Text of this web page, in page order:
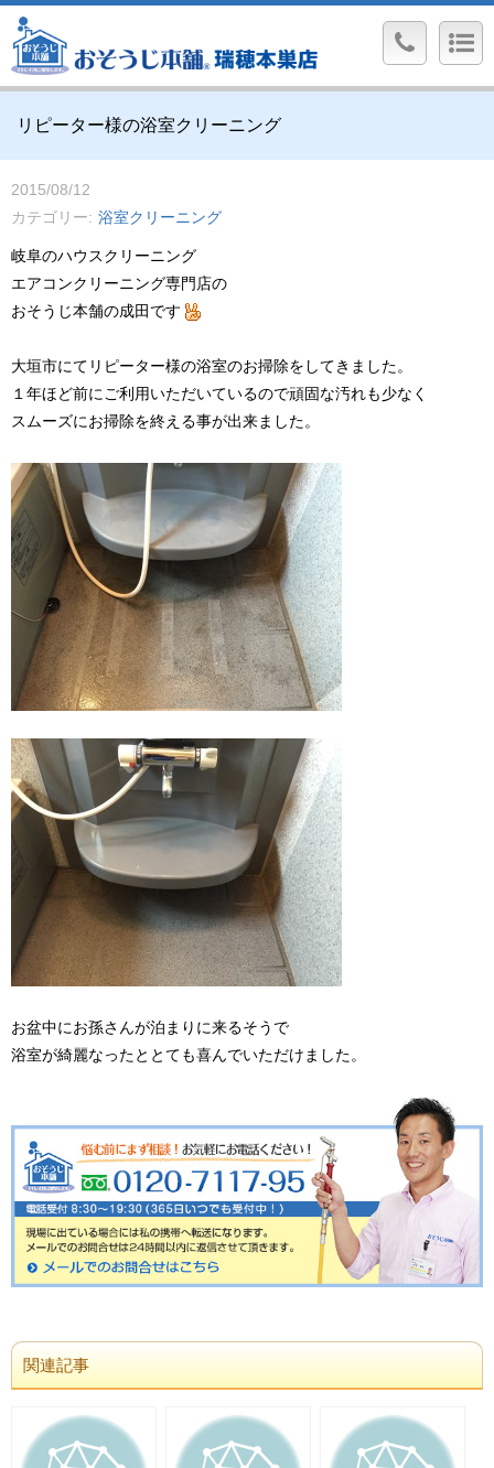
リピーター様の浴室クリーニング
2015/08/12
カテゴリー
浴室クリーニング
岐阜のハウスクリーニング
エアコンクリーニング専門店の
おそうじ本舗の成田です
大垣市にてリピーター様の浴室のお掃除をしてきました。
１年ほど前にご利用いただいているので頑固な汚れも少なく
スムーズにお掃除を終える事が出来ました。
お盆中にお孫さんが泊まりに来るそうで
浴室が綺麗なったととても喜んでいただけました。
関連記事